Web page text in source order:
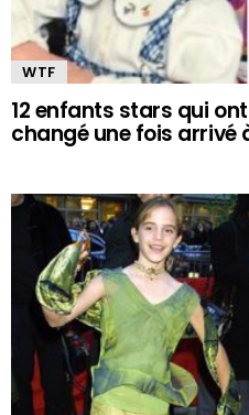
WTF
12 enfants stars qui
changé une fois arrivé